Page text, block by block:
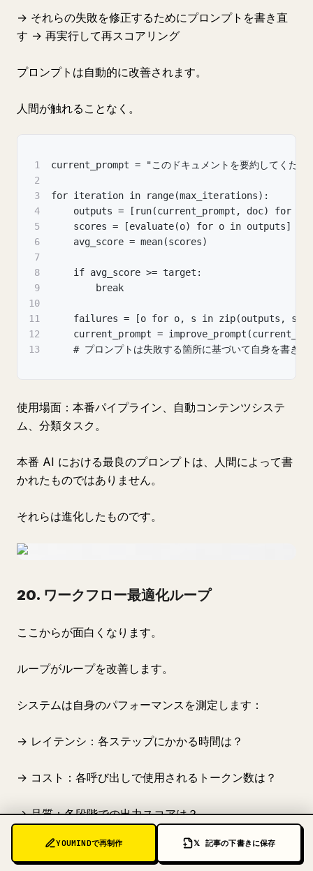
→ それらの失敗を修正するためにプロンプトを書き直
す → 再実行して再スコアリング
プロンプトは自動的に改善されます。
人間が触れることなく。
1
current_prompt = "このドキュメントを要約してくださ
2
3
for iteration in range(max_iterations):
4
outputs = [run(current_prompt, doc) for
5
    scores = [evaluate(o) for o in outputs]
6
    avg_score = mean(scores)
7
8
    if avg_score >= target:
9
        break
10
11
failures = [o for o, s in zip(outputs,
12
current_prompt =
13
# プロンプトは失敗する箇所に基づいて自身を書き直
使用場面：本番パイプライン、自動コンテンツシステ
ム、分類タスク。
本番 AI における最良のプロンプトは、人間によって書
かれたものではありません。
それらは進化したものです。
20. ワークフロー最適化ループ
ここからが面白くなります。
ループがループを改善します。
システムは自身のパフォーマンスを測定します：
→ レイテンシ：各ステップにかかる時間は？
→ コスト：各呼び出しで使用されるトークン数は？
→ 品質：各段階での出力スコアは？
そして、自身のワークフローを変更します。
YOUMINDで再制作 𝕏 記事の下書きに保存